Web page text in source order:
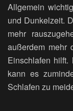
Allgemein
und Dunkelzeit.
mehr
außerdem mehr
Einschlafen hilft.
kann es
Schlafen zu